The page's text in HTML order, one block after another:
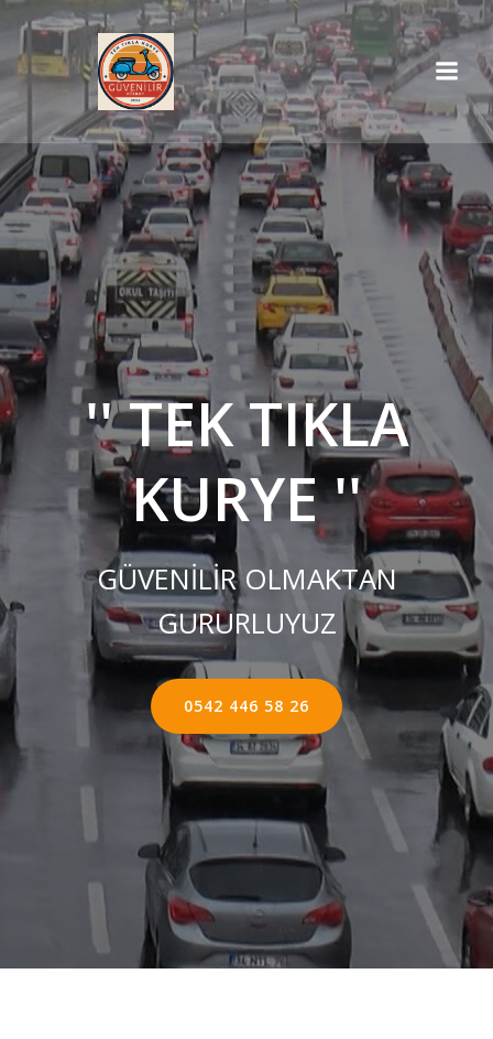
İçeriğe
geç
'' TEK TIKLA
KURYE ''
GÜVENİLİR OLMAKTAN
GURURLUYUZ
0542 446 58 26